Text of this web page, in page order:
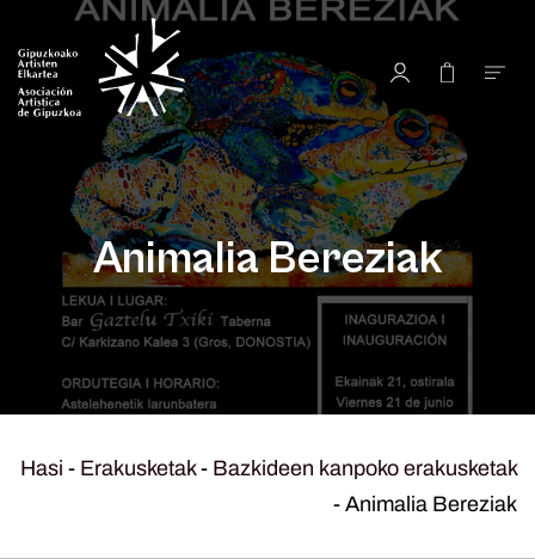
Animalia Bereziak
Hasi - Erakusketak- Bazkideen kanpoko erakusketak
- Animalia Bereziak